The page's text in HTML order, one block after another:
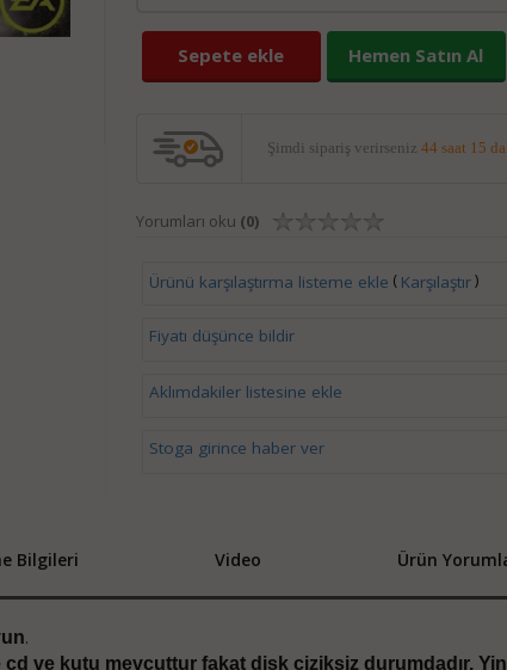
Sepete ekle Hemen Satın Al
Şimdi sipariş verirseniz 44 saat 15
Yorumları oku (0)
Ürünü karşılaştırma listeme ekle ( Karşılaştır)
Fiyatı düşünce bildir
Aklımdakiler listesine ekle
Stoga girince haber ver
Bilgileri Video Ürün
.
cd ve kutu mevcuttur fakat disk çiziksiz durumdadır.